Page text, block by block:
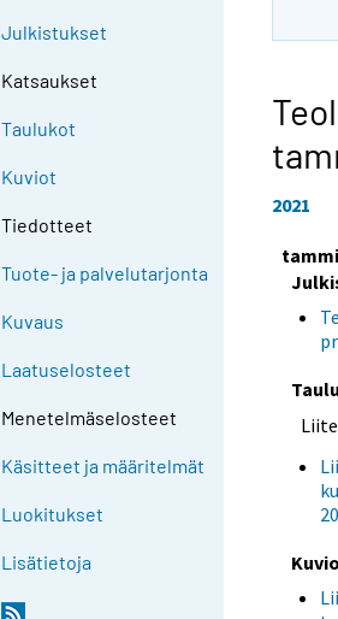
Julkistukset
Katsaukset
Taulukot
Kuviot
Tiedotteet
Tuote- ja palvelutarjonta
Kuvaus
Laatuselosteet
Menetelmäselosteet
Käsitteet ja määritelmät
Luokitukset
Lisätietoja
2021